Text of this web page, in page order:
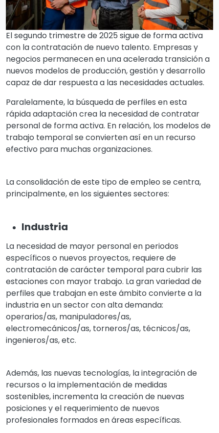
El segundo trimestre de 2025 sigue de forma activa
con la contratación de nuevo talento. Empresas y
negocios permanecen en una acelerada transición a
nuevos modelos de producción, gestión y desarrollo
capaz de dar respuesta a las necesidades actuales.
Paralelamente, la búsqueda de perfiles en esta
rápida adaptación crea la necesidad de contratar
personal de forma activa. En relación, los modelos de
trabajo temporal se convierten así en un recurso
efectivo para muchas organizaciones.
La consolidación de este tipo de empleo se centra,
principalmente, en los siguientes sectores:
Industria
La necesidad de mayor personal en periodos
específicos o nuevos proyectos, requiere de
contratación de carácter temporal para cubrir las
estaciones con mayor trabajo. La gran variedad de
perfiles que trabajan en este ámbito convierte a la
industria en un sector con alta demanda:
operarios/as, manipuladores/as,
electromecánicos/as, torneros/as, técnicos/as,
ingenieros/as, etc.
Además, las nuevas tecnologías, la integración de
recursos o la implementación de medidas
sostenibles, incrementa la creación de nuevas
posiciones y el requerimiento de nuevos
profesionales formados en áreas específicas.